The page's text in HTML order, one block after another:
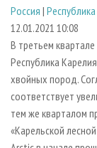
СУШКА
ЦБП
ПЕРСОНЫ
МОБИЛЬНЫЕ
RUSSIAN
ГАЗЕТА
КОНТАКТЫ
РЕКЛАМА
РЕКЛАМА НА
Россия |
12.01.2021 10:08
В третьем
Республика
хвойных пород.
соответствует
тем же кварталом
«Карельской